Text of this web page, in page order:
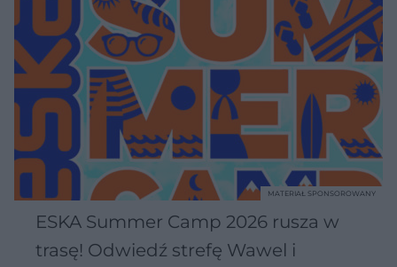
ESKA Summer Camp 2026 rusza w
trasę! Odwiedź strefę Wawel i
MATERIAŁ SPONSOROWANY